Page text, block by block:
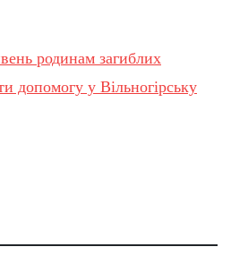
родинам загиблих
допомогу у Вільногірську